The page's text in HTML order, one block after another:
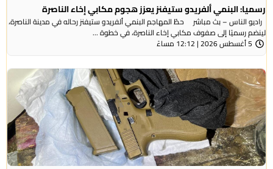
رسميا: البنمي ألفريدو ستيفنز يعزز هجوم مكابي إخاء الناصرة
راديو الناس – بث مباشر حطّ المهاجم البنمي ألفريدو ستيفنز رحاله في مدينة الناصرة،
لينضم رسميًا إلى صفوف مكابي إخاء الناصرة، في خطوة ...
5 أغسطس 2026 | 12:12 مساءً